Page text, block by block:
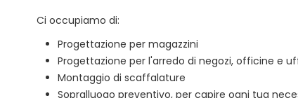
Ci occupiamo di:
Progettazione per magazzini
Progettazione per l'arredo di negozi, officine e
Montaggio di scaffalature
Sopralluogo preventivo, per capire ogni tua